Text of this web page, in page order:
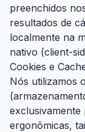
preenchidos
resultados de
localmente na
nativo (client-
Cookies e
Nós utilizamos
exclusivamente
ergonômicas,